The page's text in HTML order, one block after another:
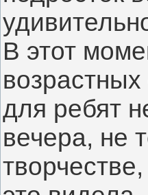
В этот
для ребят
вечера, не